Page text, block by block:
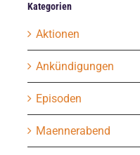
Kategorien
Aktionen
Ankündigungen
Episoden
Maennerabend